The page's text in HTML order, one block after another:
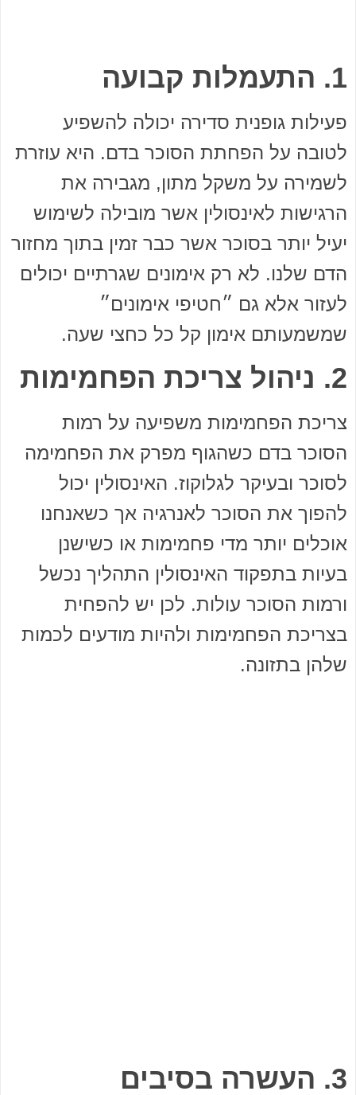
1. התעמלות קבועה
פעילות גופנית סדירה יכולה להשפיע
לטובה על הפחתת הסוכר בדם. היא עוזרת
לשמירה על משקל מתון, מגבירה את
הרגישות לאינסולין אשר מובילה לשימוש
יעיל יותר בסוכר אשר כבר זמין בתוך מחזור
הדם שלנו. לא רק אימונים שגרתיים יכולים
לעזור אלא גם ״חטיפי אימונים״
שמשמעותם אימון קל כל כחצי שעה.
2. ניהול צריכת הפחמימות
צריכת הפחמימות משפיעה על רמות
הסוכר בדם כשהגוף מפרק את הפחמימה
לסוכר ובעיקר לגלוקוז. האינסולין יכול
להפוך את הסוכר לאנרגיה אך כשאנחנו
אוכלים יותר מדי פחמימות או כשישנן
בעיות בתפקוד האינסולין התהליך נכשל
ורמות הסוכר עולות. לכן יש להפחית
בצריכת הפחמימות ולהיות מודעים לכמות
שלהן בתזונה.
3. העשרה בסיבים